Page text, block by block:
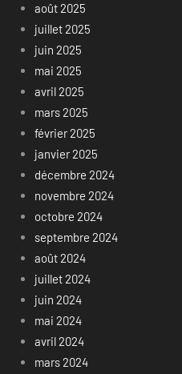
août 2025
juillet 2025
juin 2025
mai 2025
avril 2025
mars 2025
février 2025
janvier 2025
décembre 2024
novembre 2024
octobre 2024
septembre 2024
août 2024
juillet 2024
juin 2024
mai 2024
avril 2024
mars 2024